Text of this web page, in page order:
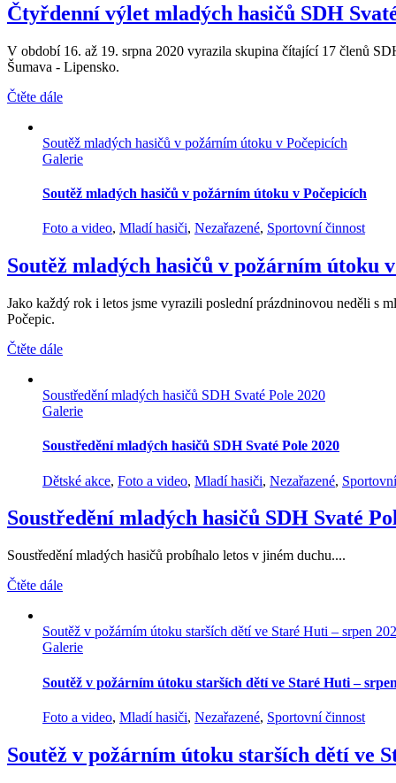
Čtyřdenní výlet mladých hasičů SDH
V období 16. až 19. srpna 2020 vyrazila skupina čítající 17 členů
Šumava - Lipensko.
Čtěte dále
Soutěž mladých hasičů v požárním útoku v Počepicích
Galerie
Soutěž mladých hasičů v požárním útoku v Počepicích
Foto a video, Mladí hasiči, Nezařazené, Sportovní činnost
Soutěž mladých hasičů v požárním útoku
Jako každý rok i letos jsme vyrazili poslední prázdninovou neděli s
Počepic.
Čtěte dále
Soustředění mladých hasičů SDH Svaté Pole 2020
Galerie
Soustředění mladých hasičů SDH Svaté Pole 2020
Dětské akce, Foto a video, Mladí hasiči, Nezařazené,
Soustředění mladých hasičů SDH Svaté
Soustředění mladých hasičů probíhalo letos v jiném duchu....
Čtěte dále
Soutěž v požárním útoku starších dětí ve Staré Huti – srpen
Galerie
Soutěž v požárním útoku starších dětí ve Staré Huti –
Foto a video, Mladí hasiči, Nezařazené, Sportovní činnost
Soutěž v požárním útoku starších dětí ve